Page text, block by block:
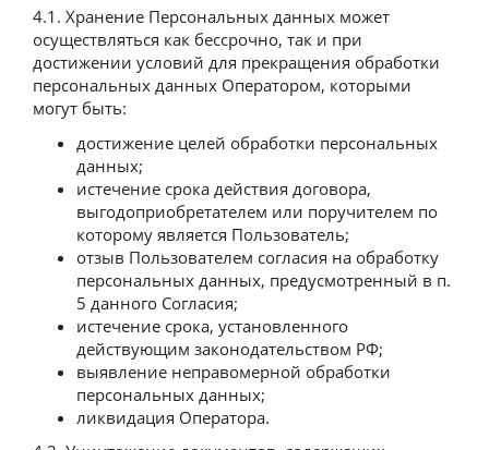
4.1. Хранение Персональных данных может
осуществляться как бессрочно, так и при
достижении условий для прекращения обработки
персональных данных Оператором, которыми
могут быть:
достижение целей обработки персональных
данных;
истечение срока действия договора,
выгодоприобретателем или поручителем по
которому является Пользователь;
отзыв Пользователем согласия на обработку
персональных данных, предусмотренный в п.
5 данного Согласия;
истечение срока, установленного
действующим законодательством РФ;
выявление неправомерной обработки
персональных данных;
ликвидация Оператора.